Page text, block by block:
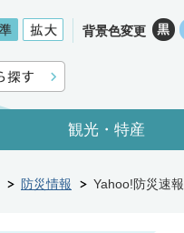
背景色変更
観光・特産
防災情報 Yahoo!防災速報